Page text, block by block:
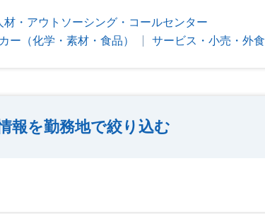
材・アウトソーシング・コールセンター
ー（化学・素材・食品） サービス・小売・外食
報を勤務地で絞り込む